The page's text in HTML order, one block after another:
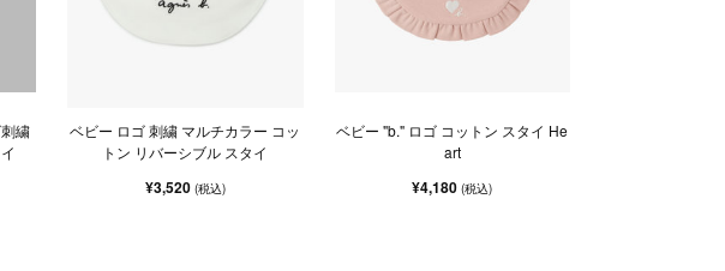
繍
ベビー ロゴ 刺繍 マルチカラー コッ
トン リバーシブル スタイ
¥3,520 (税込)
ベビー "b." ロゴ コットン スタイ He
art
¥4,180(税込)